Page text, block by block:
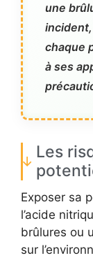
une
chaque
à ses
Les
Exposer sa
l’acide
brûlures ou
sur